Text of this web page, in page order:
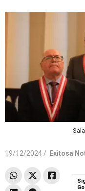
19/12/2024 / Exitosa